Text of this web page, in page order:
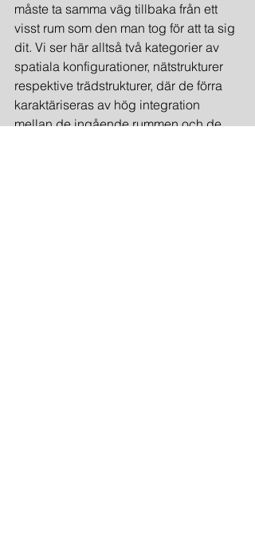
måste ta samma väg tillbaka från ett
visst rum som den man tog för att ta sig
dit. Vi ser här alltså två kategorier av
spatiala konfigurationer, nätstrukturer
respektive trädstrukturer, där de förra
karaktäriseras av hög integration
mellan de ingående rummen och de